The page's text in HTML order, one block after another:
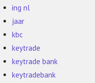
ing nl
jaar
kbc
keytrade
keytrade bank
keytradebank